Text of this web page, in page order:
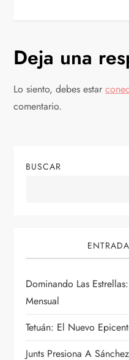
a
c
e
n
t
r
Deja una
Lo siento, debes estar
comentario.
BUSCAR
Dominando Las
Mensual
Tetuán: El Nuevo
Junts Presiona A